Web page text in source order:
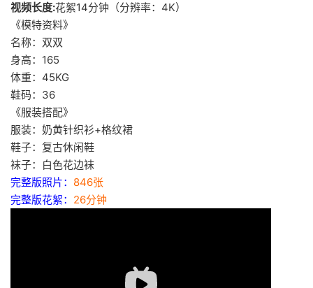
视频长度:花絮14分钟（分辨率：4K）
《模特资料》
名称：双双
身高：165
体重：45KG
鞋码：36
《服装搭配》
服装：奶黄针织衫+格纹裙
鞋子：复古休闲鞋
袜子：白色花边袜
完整版照片： 846张
完整版花絮： 26分钟